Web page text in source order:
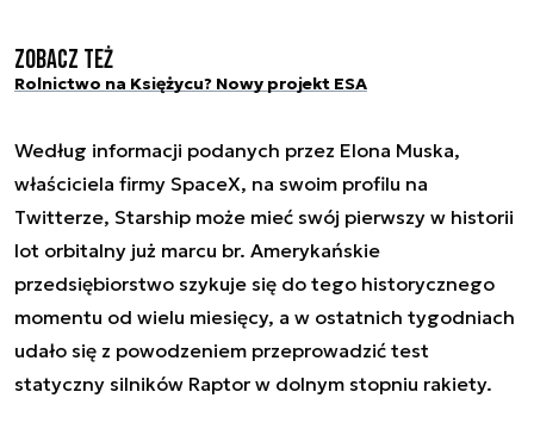
Zobacz też
Rolnictwo na Księżycu? Nowy projekt ESA
Według informacji podanych przez Elona Muska,
właściciela firmy SpaceX, na swoim profilu na
Twitterze, Starship może mieć swój pierwszy w historii
lot orbitalny już marcu br. Amerykańskie
przedsiębiorstwo szykuje się do tego historycznego
momentu od wielu miesięcy, a w ostatnich tygodniach
udało się z powodzeniem przeprowadzić test
statyczny silników Raptor w dolnym stopniu rakiety.